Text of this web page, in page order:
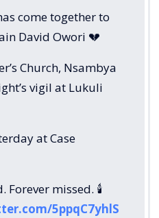
come together to
David Owori 💔
Church, Nsambya
vigil at Lukuli
at Case
Forever missed. 🕯️
5ppqC7yhlS